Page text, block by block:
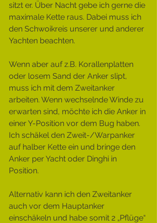
sitzt er. Über Nacht gebe ich gerne die
maximale Kette raus. Dabei muss ich
den Schwoikreis unserer und anderer
Yachten beachten.
Wenn aber auf z.B. Korallenplatten
oder losem Sand der Anker slipt,
muss ich mit dem Zweitanker
arbeiten. Wenn wechselnde Winde zu
erwarten sind, möchte ich die Anker in
einer Y-Position vor dem Bug haben.
Ich schäkel den Zweit-/Warpanker
auf halber Kette ein und bringe den
Anker per Yacht oder Dinghi in
Position.
Alternativ kann ich den Zweitanker
auch vor dem Hauptanker
einschäkeln und habe somit 2 „Pflüge“